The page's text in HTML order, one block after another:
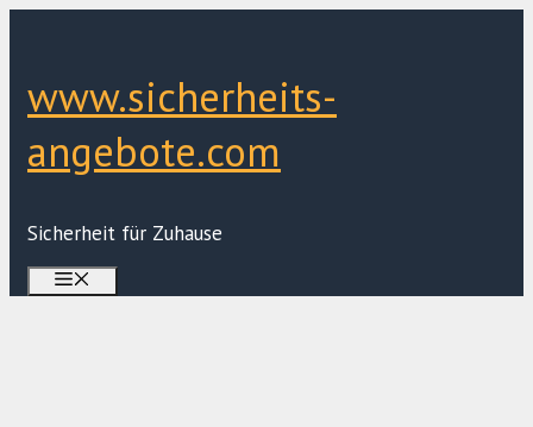
www.sicherheits-
angebote.com
Sicherheit für Zuhause